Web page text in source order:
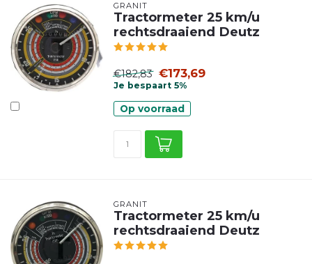
GRANIT
Tractormeter 25 km/u
rechtsdraaiend Deutz
€182,83 €173,69
Je bespaart 5%
Op voorraad
GRANIT
Tractormeter 25 km/u
rechtsdraaiend Deutz